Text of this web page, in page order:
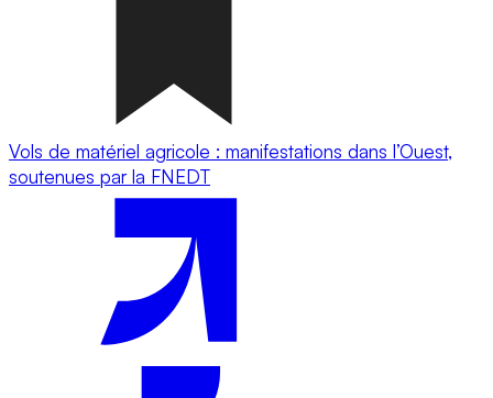
Vols de matériel agricole : manifestations dans l’Ouest,
soutenues par la FNEDT